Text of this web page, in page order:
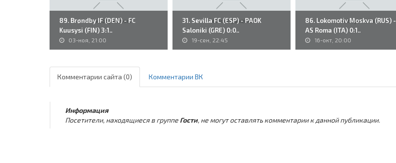
89. Brøndby IF (DEN) - FC
Kuusysi (FIN) 3:1..
03-ноя, 21:00
31. Sevilla FC (ESP) - PAOK
Saloniki (GRE) 0:0..
19-сен, 22:45
86. Lokomotiv Moskva (RUS) -
AS Roma (ITA) 0:1..
16-окт, 20:00
Комментарии сайта (0) Комментарии ВК
Информация
Посетители, находящиеся в группе Гости, не могут оставлять комментарии к данной публикации.